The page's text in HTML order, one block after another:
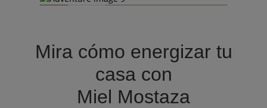
Mira cómo energizar tu
casa con
Miel Mostaza